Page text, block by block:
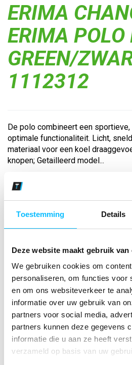
Toestemming Details
Deze website maakt gebruik van
We gebruiken cookies om
personaliseren, om functies voor
en om ons websiteverkeer te
informatie over uw gebruik van
partners voor social media,
partners kunnen deze gegevens
informatie die u aan ze heeft
verzameld op basis van uw
ERIMA
ERIMA POLO
GREEN/
1112312
De polo combineert een
optimale functionaliteit. Licht,
materiaal voor een koel
knopen; Getailleerd model...
green/zwart/wit
Maat
*Gratis verzending vanaf €150,-
Kies kleur/maat
€ 29,01 € 37 ,19 excl BTW